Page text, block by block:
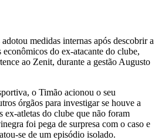
medidas internas após descobrir a
do ex-atacante do clube,
ao Zenit, durante a gestão Augusto
o Timão acionou o seu
órgãos para investigar se houve a
ex-atletas do clube que não foram
foi pega de surpresa com o caso e
se de um episódio isolado.